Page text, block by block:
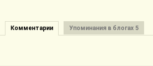
Комментарии Упоминания в блогах 5